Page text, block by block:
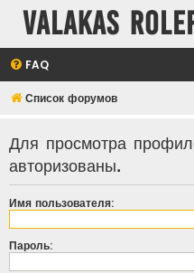
Valakas
FAQ
Список форумов
Для просмотра
авторизованы.
Имя пользователя:
Пароль: